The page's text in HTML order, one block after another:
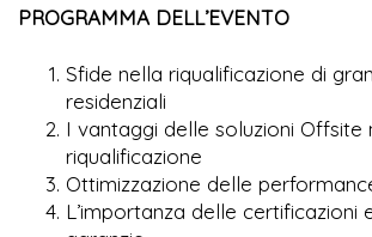
PROGRAMMA DELL’EVENTO
Sfide nella riqualificazione di
residenziali
I vantaggi delle soluzioni Offsite
riqualificazione
Ottimizzazione delle
L’importanza delle certificazioni